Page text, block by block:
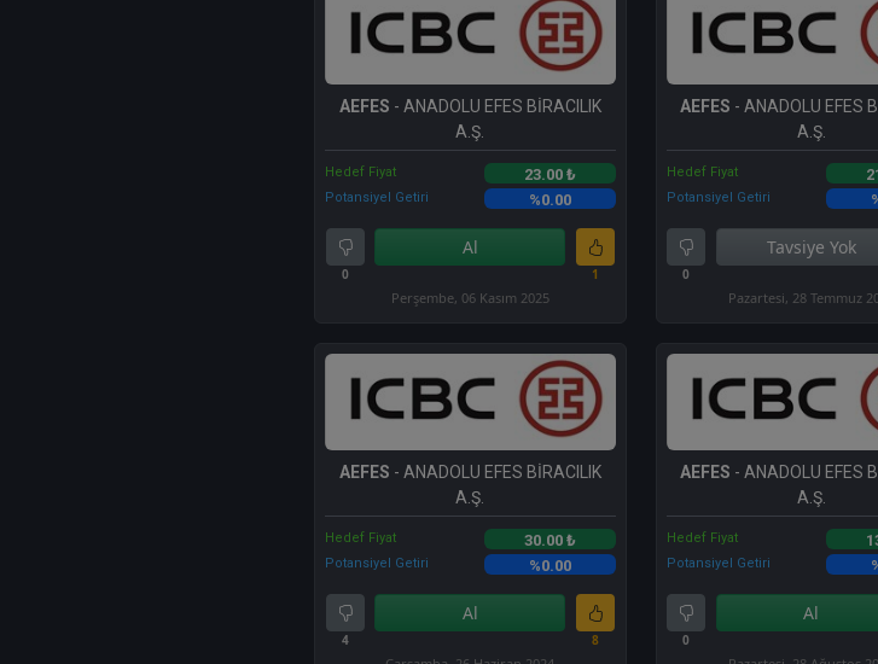
AEFES - ANADOLU EFES BİRACILIK
A.Ş.
Hedef Fiyat 23.00 ₺
Potansiyel Getiri %0.00
0
Al
1
Perşembe, 06 Kasım 2025
AEFES - ANADOLU EFES
A.Ş.
Hedef Fiyat
Potansiyel Getiri
0
Tavsiye Yok
Pazartesi, 28 Temmuz
AEFES - ANADOLU EFES BİRACILIK
A.Ş.
Hedef Fiyat 30.00 ₺
Potansiyel Getiri %0.00
4
Al
8
AEFES - ANADOLU EFES
A.Ş.
Hedef Fiyat
Potansiyel Getiri
0
Al